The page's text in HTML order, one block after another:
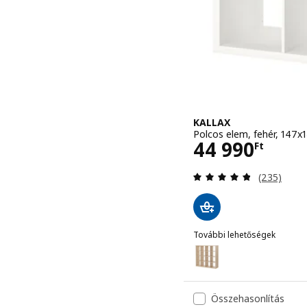
KALLAX
Polcos elem, fehér,
44 990Ft
Ár 44990Ft
(235)
További lehetőségek
KALLAX
Lehetőség: KALLAX,
Lehetőség: KALLAX,
Összehasonlítás